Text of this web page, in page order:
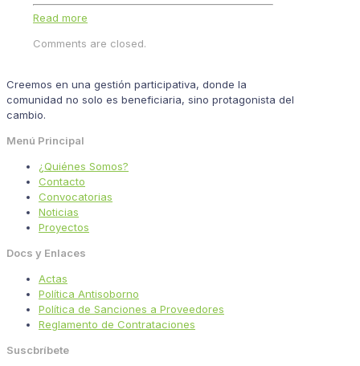
Read more
Comments are closed.
Creemos en una gestión participativa, donde la
comunidad no solo es beneficiaria, sino protagonista del
cambio.
Menú Principal
¿Quiénes Somos?
Contacto
Convocatorias
Noticias
Proyectos
Docs y Enlaces
Actas
Política Antisoborno
Política de Sanciones a Proveedores
Reglamento de Contrataciones
Suscbríbete